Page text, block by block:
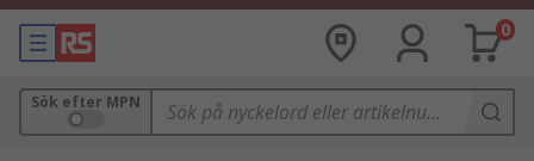
0
Sök efter MPN